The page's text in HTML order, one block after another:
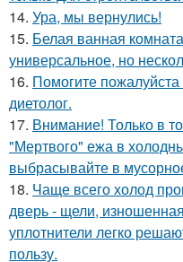
14. Ура, мы вернулись!
15. Белая ванная
универсальное, но
16. Помогите
диетолог.
17. Внимание! Только в
"Мертвого" ежа в
выбрасывайте в
18. Чаще всего холод
дверь - щели,
уплотнители легко
пользу.